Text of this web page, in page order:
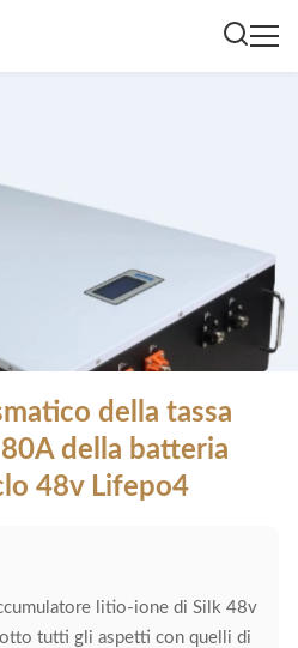
della tassa
della batteria
48v Lifepo4
litio-ione di Silk 48v
tutti gli aspetti con quelli di